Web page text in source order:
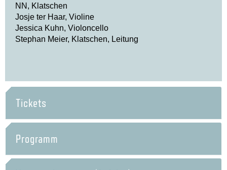
NN, Klatschen
Josje ter Haar, Violine
Jessica Kuhn, Violoncello
Stephan Meier, Klatschen, Leitung
Tickets
Programm